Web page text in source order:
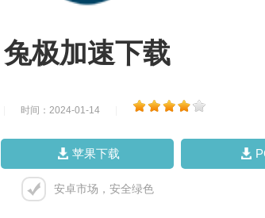
兔极加速下载
时间：2024-01-14
苹果下载
安卓市场，安全绿色